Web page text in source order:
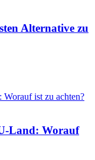
Alternative zu
Land: Worauf